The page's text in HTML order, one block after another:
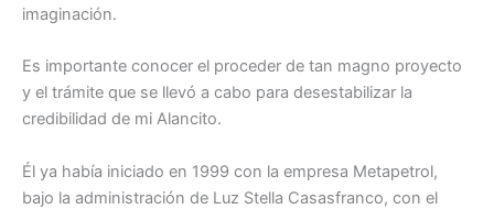
imaginación.
Es importante conocer el proceder de tan magno proyecto
y el trámite que se llevó a cabo para desestabilizar la
credibilidad de mi Alancito.
Él ya había iniciado en 1999 con la empresa Metapetrol,
bajo la administración de Luz Stella Casasfranco, con el